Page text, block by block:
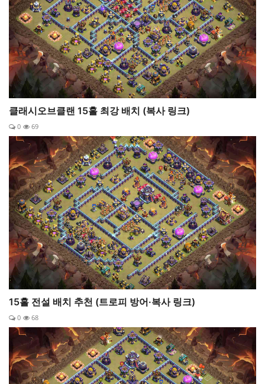
클래시오브클랜 15홀 최강 배치 (복사 링크)
0 69
15홀 전설 배치 추천 (트로피 방어·복사 링크)
0 68